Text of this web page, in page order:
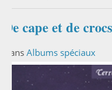
De cape et de
Dans Albums spéciaux